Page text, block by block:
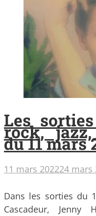
Les
rock,
du 11 mars
11 mars 202224 mars
Dans les sorties du
Cascadeur, Jenny